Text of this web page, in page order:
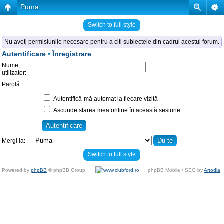
Puma
Switch to full style
Nu aveţi permisiunile necesare pentru a citi subiectele din cadrul acestui forum.
Autentificare • Înregistrare
Nume
utilizator:
Parolă:
Autentifică-mă automat la fiecare vizită
Ascunde starea mea online în această sesiune
Mergi la:
Switch to full style
Powered by phpBB © phpBB Group. phpBB Mobile / SEO byArtodia